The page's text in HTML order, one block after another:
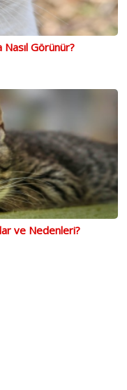
Görünür?
ve Nedenleri?